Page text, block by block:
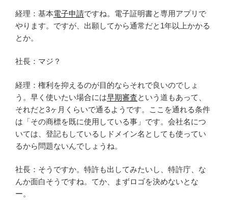
経理：基本電子申請ですね。電子証明書と専用アプリで
やります。ですが、出願してから通常だと1年以上かかる
とか。
社長：マジ？
経理：権利を抑えるのが目的ならそれで良いのでしょ
う。早く使いたい場合には早期審査という道もあって、
それだと3ヶ月くらいで通るようです。ここを通れる条件
は「その商標を既に使用している事」です。会社名につ
いては、登記もしているしドメイン名としても使ってい
るから問題ないんでしょうね。
社長：そうですか。特許も出してみたいし、特許庁、な
んか面白そうですね。てか、まずロゴを決めないとな
ー。